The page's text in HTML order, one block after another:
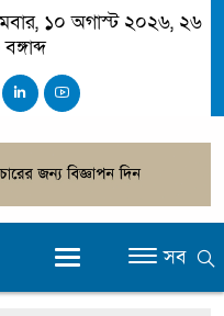
১০ অগাস্ট ২০২৬, ২৬
সব